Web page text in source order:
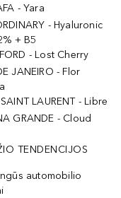
- Yara
- Hyaluronic
+ B5
- Lost Cherry
JANEIRO - Flor
LAURENT - Libre
GRANDE - Cloud
TENDENCIJOS
automobilio